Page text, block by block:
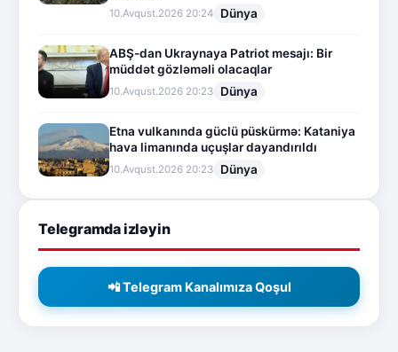
10.Avqust.2026 20:24 Dünya
ABŞ-dan Ukraynaya Patriot mesajı: Bir
müddət gözləməli olacaqlar
10.Avqust.2026 20:23 Dünya
Etna vulkanında güclü püskürmə: Kataniya
hava limanında uçuşlar dayandırıldı
10.Avqust.2026 20:23 Dünya
Telegramda izləyin
📲 Telegram Kanalımıza Qoşul